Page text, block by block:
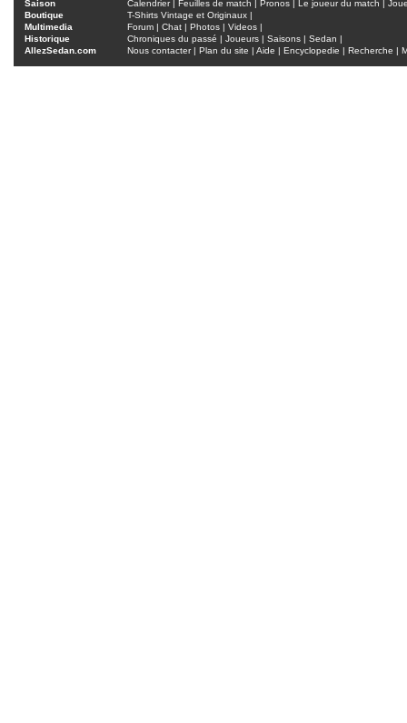
Saison Calendrier| Feuilles de match Pronos Le joueur du match
Boutique
T-Shirts Vintage et Originaux |
Multimedia
Forum | Chat | Photos | Videos |
Historique
Chroniques du passé | Joueurs | Saisons | Sedan |
AllezSedan.com
Nous contacter| Plan du site | Aide | Encyclopedie | Recherche |